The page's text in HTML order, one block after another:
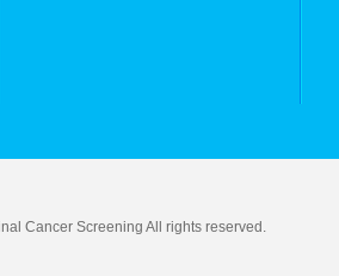
Cancer Screening All rights reserved.